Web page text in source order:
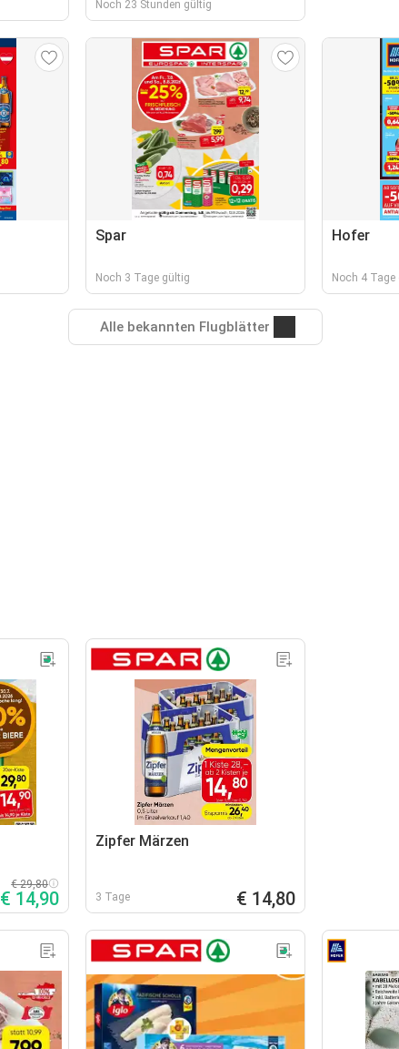
Noch 23 Stunden gültig
Spar
Noch 3 Tage gültig
Hofer
Noch 4
Alle bekannten Flugblätter
€ 29,80
€ 14,90
Zipfer Märzen
3 Tage € 14,80